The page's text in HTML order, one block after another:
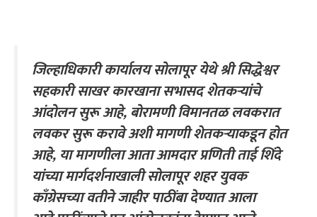
जिल्हाधिकारी कार्यालय सोलापूर येथे श्री सिद्धेश्वर
सहकारी साखर कारखाना सभासद शेतकऱ्यांचे
आंदोलन सुरू आहे, बोरामणी विमानतळ लवकरात
लवकर सुरू करावे अशी मागणी शेतकऱ्याकडून होत
आहे, या मागणीला आता आमदार प्रणिती ताई शिंदे
यांच्या मार्गदर्शनाखाली सोलापूर शहर युवक
काँग्रेसच्या वतीने जाहीर पाठींबा देण्यात आला